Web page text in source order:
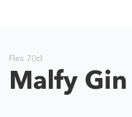
Fles 70cl
Malfy